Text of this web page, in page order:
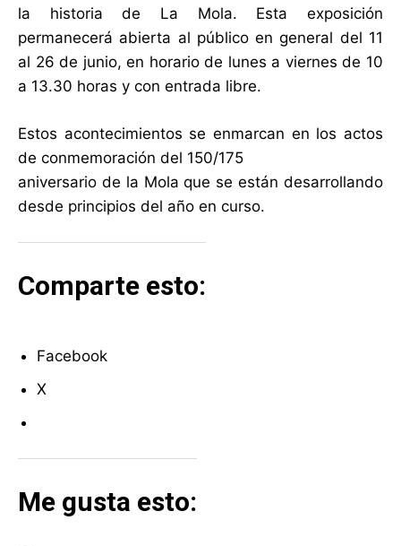
la historia de La Mola. Esta exposición
permanecerá abierta al público en general del 11
al 26 de junio, en horario de lunes a viernes de 10
a 13.30 horas y con entrada libre.
Estos acontecimientos se enmarcan en los actos
de conmemoración del 150/175
aniversario de la Mola que se están desarrollando
desde principios del año en curso.
Comparte esto:
Facebook
X
Me gusta esto: